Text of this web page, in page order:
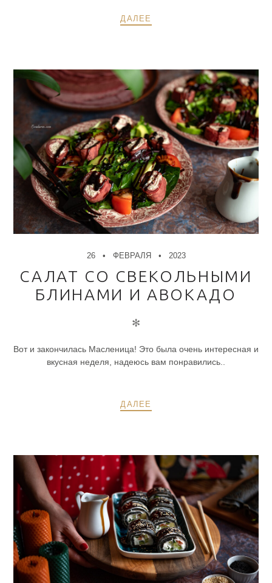
ДАЛЕЕ
26 ФЕВРАЛЯ 2023
САЛАТ СО СВЕКОЛЬНЫМИ
БЛИНАМИ И АВОКАДО
✻
Вот и закончилась Масленица! Это была очень интересная и
вкусная неделя, надеюсь вам понравились..
ДАЛЕЕ